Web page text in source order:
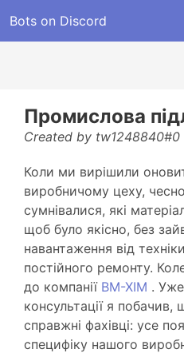
Bots on Discord
Промислова
Created by tw1248840#0
Коли ми вирішили
виробничому цеху,
сумнівалися, які
щоб було якісно, без
навантаження від
постійного ремонту.
до компанії ВМ-ХІМ .
консультації я
справжні фахівці: усе
специфіку нашого